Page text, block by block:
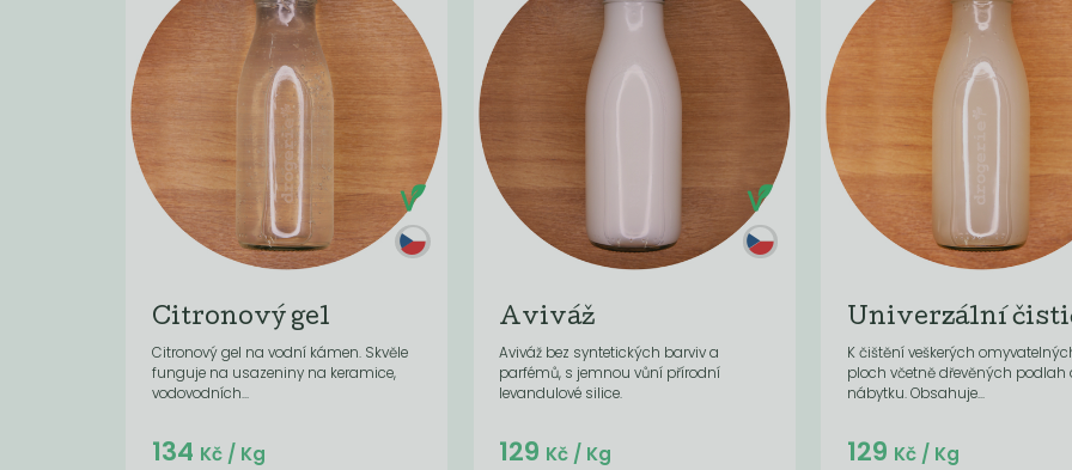
Citronový gel
Citronový gel na vodní kámen. Skvěle
funguje na usazeniny na keramice,
vodovodních...
Do košíku:
134 Kč/ Kg
Aviváž
Aviváž bez syntetických barviv a
parfémů, s jemnou vůní přírodní
levandulové silice.
Do košíku:
129 Kč / Kg
Univerzální
K čištění veškerých
ploch včetně dřevěných podlah
nábytku. Obsahuje...
Do košíku:
129 Kč/ Kg